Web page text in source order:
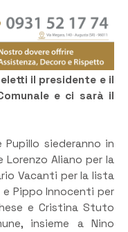
il presidente e il
e ci sarà il
Pupillo siederanno in
Lorenzo Aliano per la
Vacanti per la lista
e Pippo Innocenti per
e Cristina Stuto
insieme a Nino